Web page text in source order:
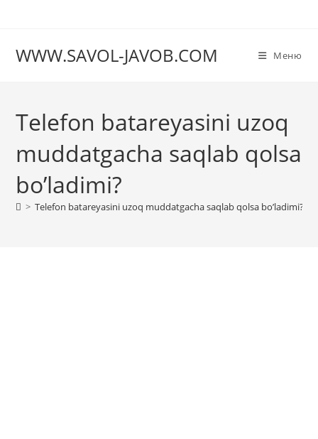
WWW.SAVOL-JAVOB.COM Меню
Telefon batareyasini uzoq
muddatgacha saqlab qolsa
bo’ladimi?
> Telefon batareyasini uzoq muddatgacha saqlab qolsa bo’ladimi?